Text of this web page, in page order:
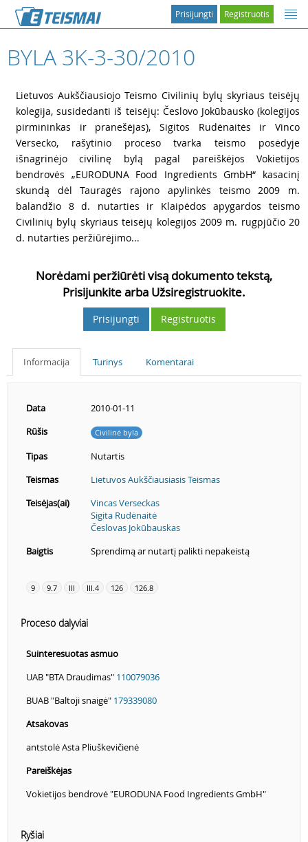
Registruotis
Prisijungti
BYLA 3K-3-30/2010
Lietuvos Aukščiausiojo Teismo Civilinių bylų skyriaus teisėjų
kolegija, susidedanti iš teisėjų: Česlovo Jokūbausko (kolegijos
pirmininkas ir pranešėjas), Sigitos Rudėnaitės ir Vinco
Versecko, rašytinio proceso tvarka teismo posėdyje
išnagrinėjo civilinę bylą pagal pareiškėjos Vokietijos
bendrovės „EURODUNA Food Ingredients GmbH“ kasacinį
skundą dėl Tauragės rajono apylinkės teismo 2009 m.
balandžio 8 d. nutarties ir Klaipėdos apygardos teismo
Civilinių bylų skyriaus teisėjų kolegijos 2009 m. rugpjūčio 20
d. nutarties peržiūrėjimo...
Norėdami peržiūrėti visą dokumento tekstą,
Prisijunkite arba Užsiregistruokite.
Prisijungti Registruotis
Informacija Turinys Komentarai
Data
2010-01-11
Rūšis
Civilinė byla
Tipas
Nutartis
Teismas
Lietuvos Aukščiausiasis Teismas
Teisėjas(ai)
Vincas Verseckas
Sigita Rudėnaitė
Česlovas Jokūbauskas
Baigtis
Sprendimą ar nutartį palikti nepakeistą
9 9.7 III III.4 126 126.8
Proceso dalyviai
Suinteresuotas asmuo
UAB "BTA Draudimas" 110079036
BUAB "Baltoji snaigė" 179339080
Atsakovas
antstolė Asta Pliuškevičienė
Pareiškėjas
Vokietijos bendrovė "EURODUNA Food Ingredients GmbH"
Ryšiai